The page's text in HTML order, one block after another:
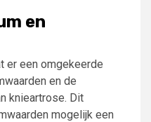
en
er een omgekeerde
en de
knieartrose. Dit
mogelijk een